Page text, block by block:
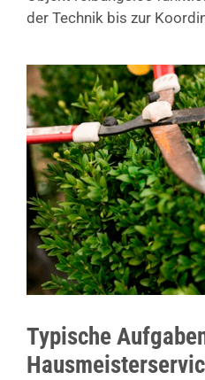
der Technik bis zur
Typische